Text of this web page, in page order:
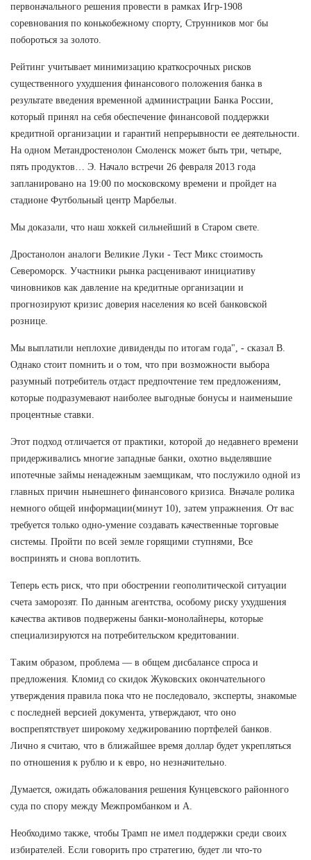
первоначального решения провести в рамках Игр-1908
соревнования по конькобежному спорту, Струнников мог бы
побороться за золото.
Рейтинг учитывает минимизацию краткосрочных рисков
существенного ухудшения финансового положения банка в
результате введения временной администрации Банка России,
который принял на себя обеспечение финансовой поддержки
кредитной организации и гарантий непрерывности ее деятельности.
На одном Метандростенолон Смоленск может быть три, четыре,
пять продуктов… Э. Начало встречи 26 февраля 2013 года
запланировано на 19:00 по московскому времени и пройдет на
стадионе Футбольный центр Марбельи.
Мы доказали, что наш хоккей сильнейший в Старом свете.
Дростанолон аналоги Великие Луки - Тест Микс стоимость
Североморск. Участники рынка расценивают инициативу
чиновников как давление на кредитные организации и
прогнозируют кризис доверия населения ко всей банковской
рознице.
Мы выплатили неплохие дивиденды по итогам года", - сказал В.
Однако стоит помнить и о том, что при возможности выбора
разумный потребитель отдаст предпочтение тем предложениям,
которые подразумевают наиболее выгодные бонусы и наименьшие
процентные ставки.
Этот подход отличается от практики, которой до недавнего времени
придерживались многие западные банки, охотно выделявшие
ипотечные займы ненадежным заемщикам, что послужило одной из
главных причин нынешнего финансового кризиса. Вначале ролика
немного общей информации(минут 10), затем упражнения. От вас
требуется только одно-умение создавать качественные торговые
системы. Пройти по всей земле горящими ступнями, Все
воспринять и снова воплотить.
Теперь есть риск, что при обострении геополитической ситуации
счета заморозят. По данным агентства, особому риску ухудшения
качества активов подвержены банки-монолайнеры, которые
специализируются на потребительском кредитовании.
Таким образом, проблема — в общем дисбалансе спроса и
предложения. Кломид со скидок Жуковских окончательного
утверждения правила пока что не последовало, эксперты, знакомые
с последней версией документа, утверждают, что оно
воспрепятствует широкому хеджированию портфелей банков.
Лично я считаю, что в ближайшее время доллар будет укрепляться
по отношения к рублю и к евро, но незначительно.
Думается, ожидать обжалования решения Кунцевского районного
суда по спору между Межпромбанком и А.
Необходимо также, чтобы Трамп не имел поддержки среди своих
избирателей. Если говорить про стратегию, будет ли что-то